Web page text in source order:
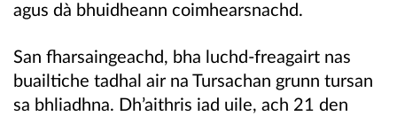
agus dà bhuidheann coimhearsnachd.
San fharsaingeachd, bha luchd-freagairt nas
buailtiche tadhal air na Tursachan grunn tursan
sa bhliadhna. Dh’aithris iad uile, ach 21 den